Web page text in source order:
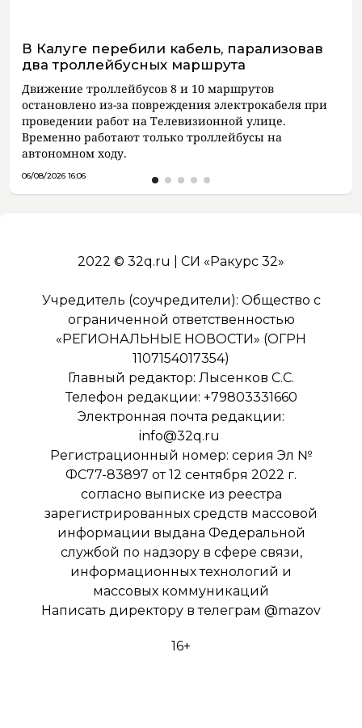
В Калуге перебили кабель, парализовав
два троллейбусных маршрута
Движение троллейбусов 8 и 10 маршрутов
остановлено из-за повреждения электрокабеля при
проведении работ на Телевизионной улице.
Временно работают только троллейбусы на
автономном ходу.
06/08/2026 16:06
2022 © 32q.ru | СИ «Ракурс 32»
Учредитель (соучредители): Общество с
ограниченной ответственностью
«РЕГИОНАЛЬНЫЕ НОВОСТИ» (ОГРН
1107154017354)
Главный редактор: Лысенков С.С.
Телефон редакции: +79803331660
Электронная почта редакции:
info@32q.ru
Регистрационный номер: серия Эл №
ФС77-83897 от 12 сентября 2022 г.
согласно выписке из реестра
зарегистрированных средств массовой
информации выдана Федеральной
службой по надзору в сфере связи,
информационных технологий и
массовых коммуникаций
Написать директору в телеграм @mazov
16+